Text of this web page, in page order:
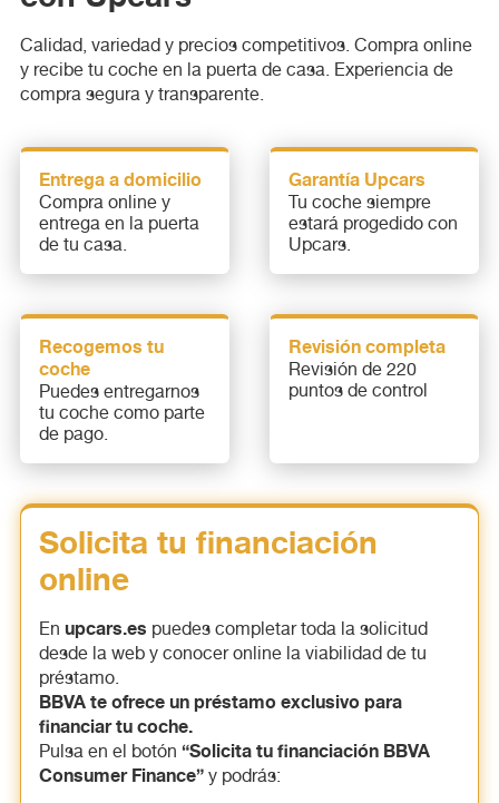
Calidad, variedad y precios competitivos. Compra online
y recibe tu coche en la puerta de casa. Experiencia de
compra segura y transparente.
Entrega a domicilio
Compra online y
entrega en la puerta
de tu casa.
Garantía Upcars
Tu coche siempre
estará progedido con
Upcars.
Recogemos tu
coche
Puedes entregarnos
tu coche como parte
de pago.
Revisión completa
Revisión de 220
puntos de control
Solicita tu financiación
online
En upcars.es puedes completar toda la solicitud
desde la web y conocer online la viabilidad de tu
préstamo.
BBVA te ofrece un préstamo exclusivo para
financiar tu coche.
Pulsa en el botón “Solicita tu financiación BBVA
Consumer Finance”y podrás: